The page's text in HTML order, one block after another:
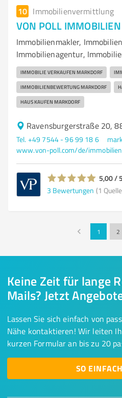
10 Immobilienvermittlung
VON POLL
Immobilienmakler,
Immobilienagentur,
IMMOBILIE VERKAUFEN MARKDORF
IMMOBILIENBEWERTUNG MARKDORF
HAUS KAUFEN MARKDORF
Ravensburgerstraße 20,
Tel. +49 7544 - 96 99 18 6
5,00 /
3 Bewertungen (1
1 2
Keine Zeit für lange
Mails? Jetzt
Lassen Sie sich einfach von
Nähe kontaktieren! Wir leiten
kurzen Formular an bis zu 20
SO